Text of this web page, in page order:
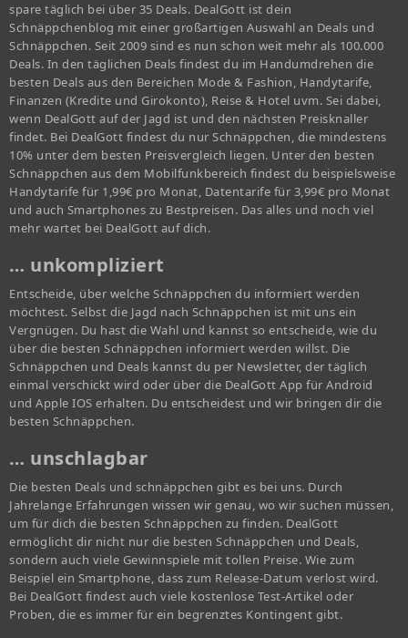
spare täglich bei über 35 Deals. DealGott ist dein
Schnäppchenblog mit einer großartigen Auswahl an Deals und
Schnäppchen. Seit 2009 sind es nun schon weit mehr als 100.000
Deals. In den täglichen Deals findest du im Handumdrehen die
besten Deals aus den Bereichen Mode & Fashion, Handytarife,
Finanzen (Kredite und Girokonto), Reise & Hotel uvm. Sei dabei,
wenn DealGott auf der Jagd ist und den nächsten Preisknaller
findet. Bei DealGott findest du nur Schnäppchen, die mindestens
10% unter dem besten Preisvergleich liegen. Unter den besten
Schnäppchen aus dem Mobilfunkbereich findest du beispielsweise
Handytarife für 1,99€ pro Monat, Datentarife für 3,99€ pro Monat
und auch Smartphones zu Bestpreisen. Das alles und noch viel
mehr wartet bei DealGott auf dich.
… unkompliziert
Entscheide, über welche Schnäppchen du informiert werden
möchtest. Selbst die Jagd nach Schnäppchen ist mit uns ein
Vergnügen. Du hast die Wahl und kannst so entscheide, wie du
über die besten Schnäppchen informiert werden willst. Die
Schnäppchen und Deals kannst du per Newsletter, der täglich
einmal verschickt wird oder über die DealGott App für Android
und Apple IOS erhalten. Du entscheidest und wir bringen dir die
besten Schnäppchen.
… unschlagbar
Die besten Deals und schnäppchen gibt es bei uns. Durch
Jahrelange Erfahrungen wissen wir genau, wo wir suchen müssen,
um für dich die besten Schnäppchen zu finden. DealGott
ermöglicht dir nicht nur die besten Schnäppchen und Deals,
sondern auch viele Gewinnspiele mit tollen Preise. Wie zum
Beispiel ein Smartphone, dass zum Release-Datum verlost wird.
Bei DealGott findest auch viele kostenlose Test-Artikel oder
Proben, die es immer für ein begrenztes Kontingent gibt.